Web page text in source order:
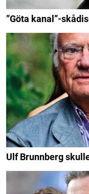
”Göta kanal”-
Ulf Brunnberg